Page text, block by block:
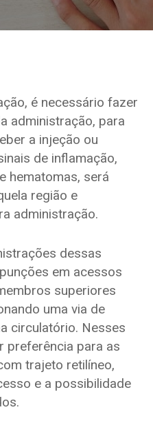
é necessário fazer
administração, para
a injeção ou
de inflamação,
hematomas, será
região e
administração.
dessas
em acessos
superiores
uma via de
circulatório. Nesses
preferência para as
trajeto retilíneo,
e a possibilidade